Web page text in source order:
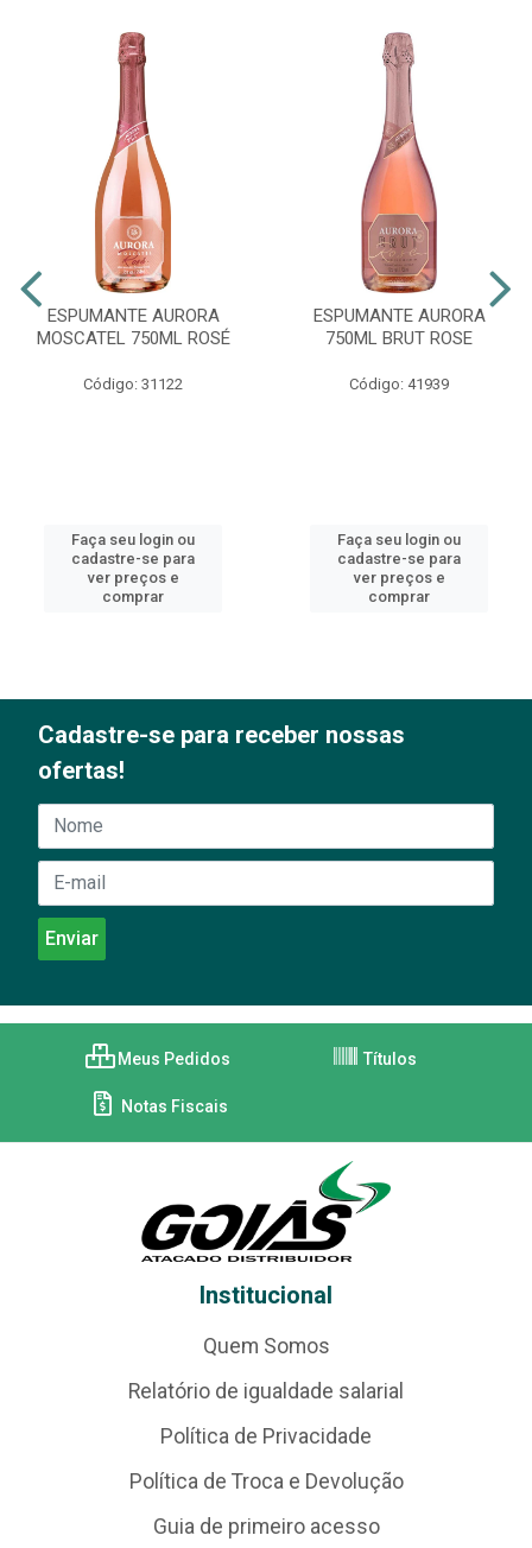
ESPUMANTE AURORA
MOSCATEL 750ML ROSÉ
Código: 31122
Faça seu login ou
cadastre-se para
ver preços e
comprar
ESPUMANTE AURORA
750ML BRUT ROSE
Código: 41939
Faça seu login ou
cadastre-se para
ver preços e
comprar
Cadastre-se para receber nossas
ofertas!
Meus Pedidos Títulos
Notas Fiscais
Institucional
Quem Somos
Relatório de igualdade salarial
Política de Privacidade
Política de Troca e Devolução
Guia de primeiro acesso